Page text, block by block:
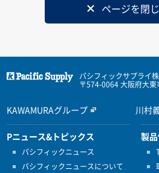
ページを閉
パシフィックサプライ
〒574-0064 大阪府大
KAWAMURAグループ 川村
Pニュース&トピックス
パシフィックニュース
パシフィックニュースについて
製